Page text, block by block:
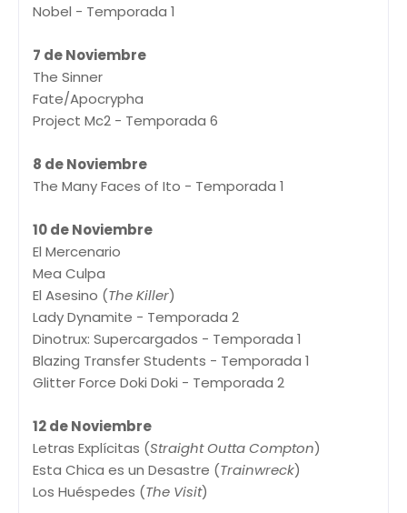
Nobel - Temporada 1
7 de Noviembre
The Sinner
Fate/Apocrypha
Project Mc2 - Temporada 6
8 de Noviembre
The Many Faces of Ito - Temporada 1
10 de Noviembre
El Mercenario
Mea Culpa
El Asesino (The Killer)
Lady Dynamite - Temporada 2
Dinotrux: Supercargados - Temporada 1
Blazing Transfer Students - Temporada 1
Glitter Force Doki Doki - Temporada 2
12 de Noviembre
Letras Explícitas (Straight Outta Compton)
Esta Chica es un Desastre (Trainwreck)
Los Huéspedes (The Visit)